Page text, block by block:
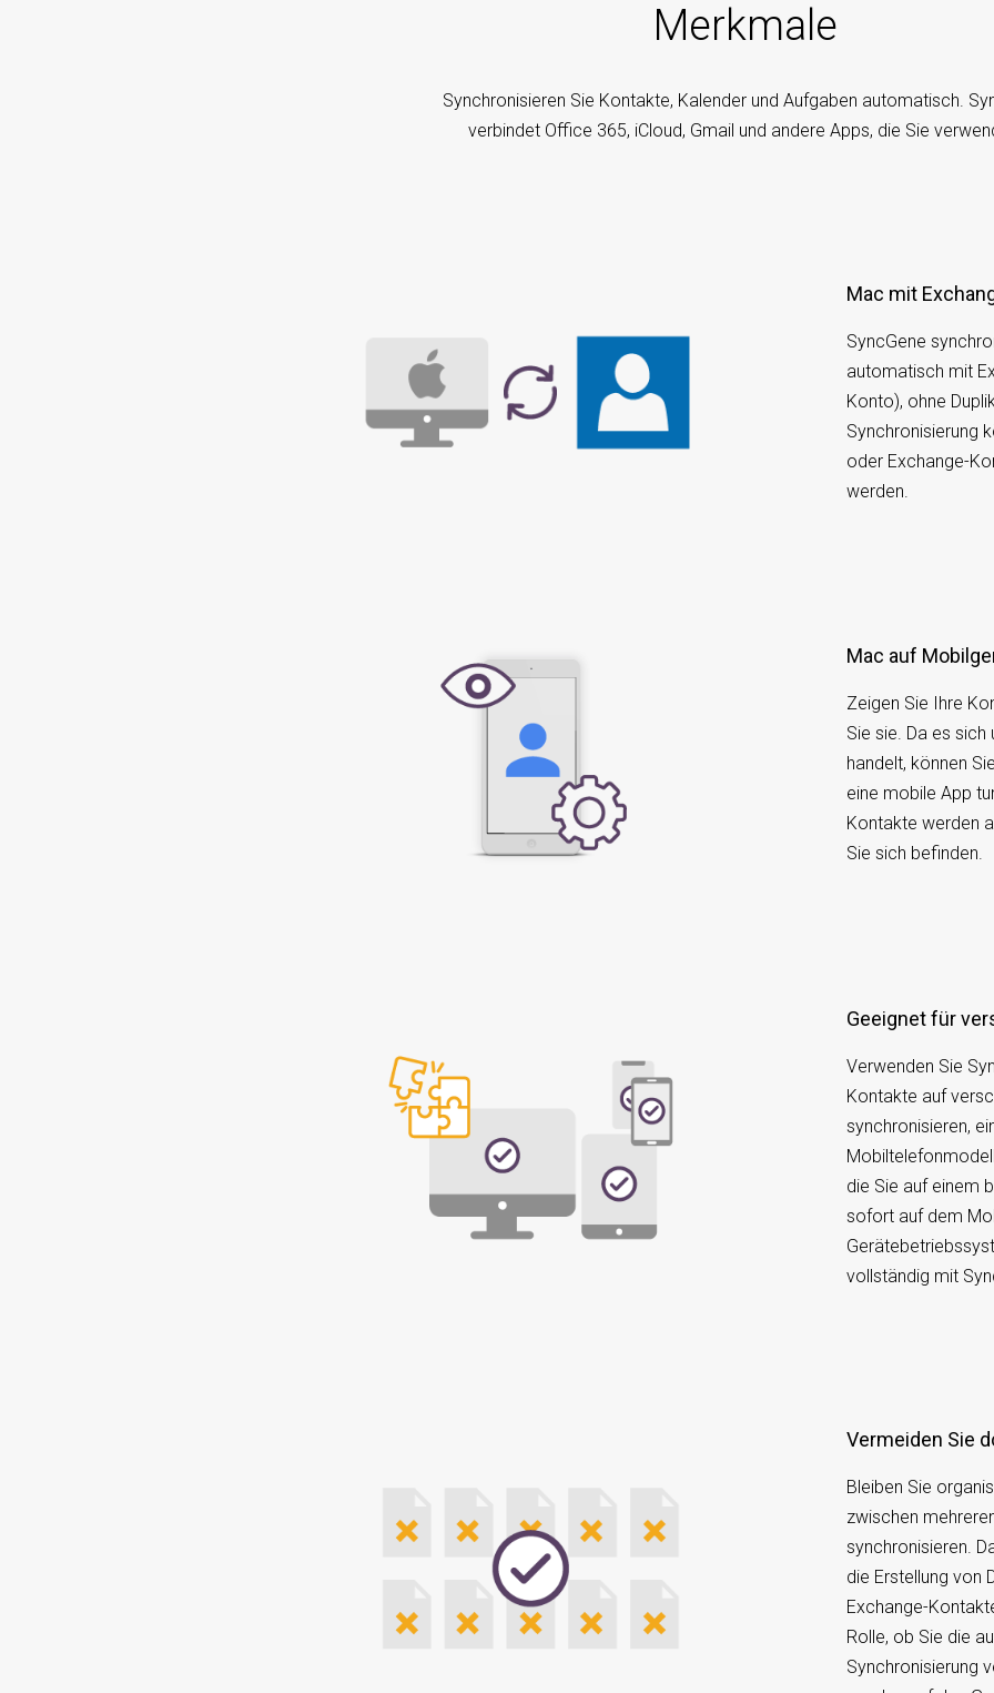
Merkmale
Synchronisieren Sie Kontakte, Kalender und Aufgaben automatisch.
verbindet Office 365, iCloud, Gmail und andere Apps, die Sie
Mac mit
SyncGene
automatisch mit
Konto), ohne
Synchronisierung
oder Exchange-
werden.
Mac auf
Zeigen Sie Ihre
Sie sie. Da es sich
handelt, können
eine mobile App
Kontakte werden
Sie sich befinden.
Geeignet für
Verwenden Sie
Kontakte auf
synchronisieren,
die Sie auf einem
sofort auf dem
vollständig mit
Vermeiden Sie
Bleiben Sie
zwischen
synchronisieren.
die Erstellung von
Exchange-
Rolle, ob Sie die
Synchronisierung